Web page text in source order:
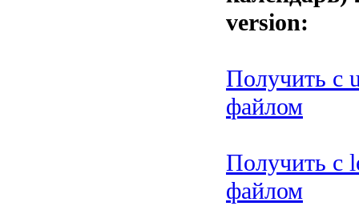
version:
Получить с
файлом
Получить с
файлом